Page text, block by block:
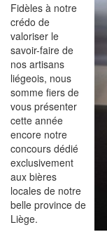
Fidèles à notre
crédo de
valoriser le
savoir-faire de
nos artisans
liégeois, nous
somme fiers de
vous présenter
cette année
encore notre
concours dédié
exclusivement
aux bières
locales de notre
belle province de
Liège.